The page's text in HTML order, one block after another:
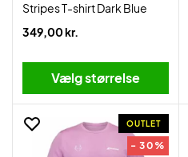
Stripes T-shirt Dark Blue
349,00 kr.
Vælg størrelse
OUTLET
- 30%